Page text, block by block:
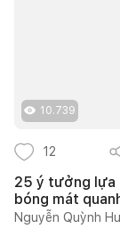
10.739
12
25 ý tưởng lựa
bóng mát
Nguyễn Quỳnh